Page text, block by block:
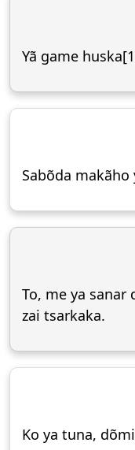
Yã game
Sabõda makãho
To, me ya sanar
zai tsarkaka.
Ko ya tuna,